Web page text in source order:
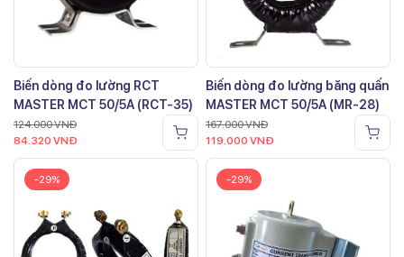
Biến dòng đo lường RCT
MASTER MCT 50/5A (RCT-35)
124.000VNĐ
84.320 VNĐ
Biến dòng đo lường băng quấn
MASTER MCT 50/5A (MR-28)
167.000VNĐ
119.000 VNĐ
-29% -29%